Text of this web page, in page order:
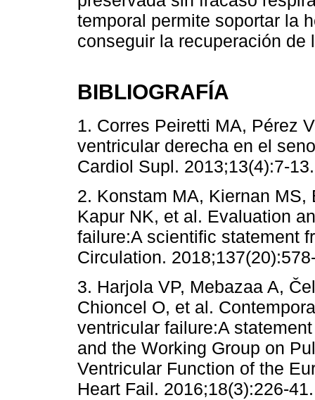
temporal permite soportar la
conseguir la recuperación de
BIBLIOGRAFÍA
1. Corres Peiretti MA, Pérez
ventricular derecha en el
Cardiol Supl. 2013;13(4):7-
2. Konstam MA, Kiernan
Kapur NK, et al. Evaluation
failure:A scientific statement
Circulation.
3. Harjola VP, Mebazaa A,
Chioncel O, et al.
ventricular failure:A
and the Working Group on
Ventricular Function of the
Heart Fail. 2016;18(3):226-